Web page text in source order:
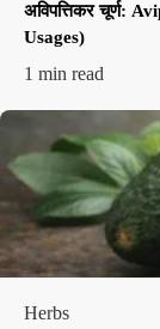
अविपत्तिकर चूर्ण:
Usages)
1 min read
Herbs